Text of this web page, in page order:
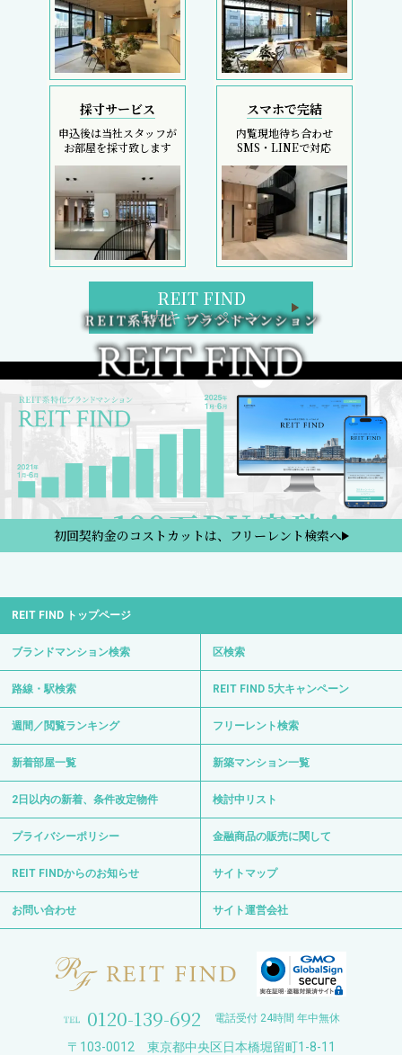
採寸サービス
申込後は当社スタッフが
お部屋を採寸致します
スマホで完結
内覧現地待ち合わせ
SMS・LINEで対応
REIT FIND
5大キャンペーン
初回契約金のコストカットは、フリーレント検索へ
REIT FIND トップページ
ブランドマンション検索 区検索
路線・駅検索 REIT FIND 5大キャンペーン
週間／閲覧ランキング フリーレント検索
新着部屋一覧 新築マンション一覧
2日以内の新着、条件改定物件 検討中リスト
プライバシーポリシー 金融商品の販売に関して
REIT FINDからのお知らせ サイトマップ
お問い合わせ サイト運営会社
0120-139-692 電話受付 24時間 年中無休
〒103-0012 東京都中央区日本橋堀留町1-8-11